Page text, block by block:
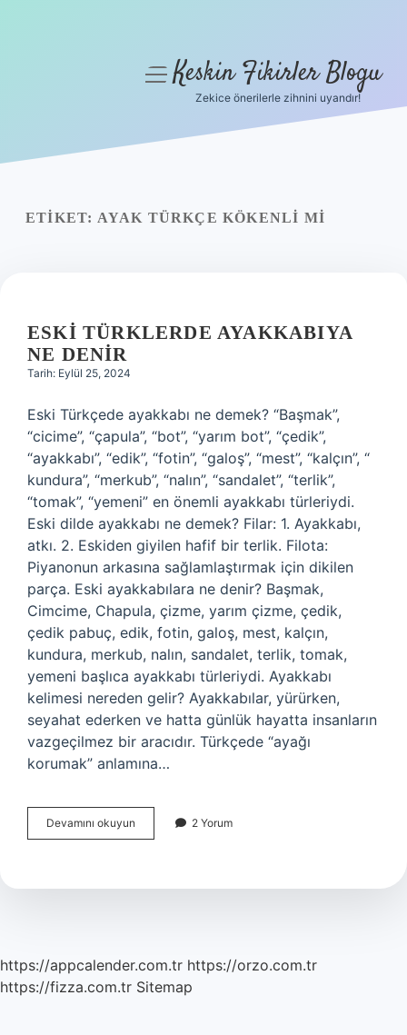
Yasal Uyarı
menüyüKeskin Fikirler Blogu
Zekice önerilerle zihnini uyandır!
ETIKET: AYAK TÜRKÇE KÖKENLI MI
ESKI TÜRKLERDE AYAKKABIYA
NE DENIR
Tarih: Eylül 25, 2024
Eski Türkçede ayakkabı ne demek? “Başmak”,
“cicime”, “çapula”, “bot”, “yarım bot”, “çedik”,
“ayakkabı”, “edik”, “fotin”, “galoş”, “mest”, “kalçın”, “
kundura”, “merkub”, “nalın”, “sandalet”, “terlik”,
“tomak”, “yemeni” en önemli ayakkabı türleriydi.
Eski dilde ayakkabı ne demek? Filar: 1. Ayakkabı,
atkı. 2. Eskiden giyilen hafif bir terlik. Filota:
Piyanonun arkasına sağlamlaştırmak için dikilen
parça. Eski ayakkabılara ne denir? Başmak,
Cimcime, Chapula, çizme, yarım çizme, çedik,
çedik pabuç, edik, fotin, galoş, mest, kalçın,
kundura, merkub, nalın, sandalet, terlik, tomak,
yemeni başlıca ayakkabı türleriydi. Ayakkabı
kelimesi nereden gelir? Ayakkabılar, yürürken,
seyahat ederken ve hatta günlük hayatta insanların
vazgeçilmez bir aracıdır. Türkçede “ayağı
korumak” anlamına…
Devamını okuyun
Türklerde
Denir
2 Yorum
https://appcalender.com.tr https://orzo.com.tr
https://fizza.com.tr Sitemap